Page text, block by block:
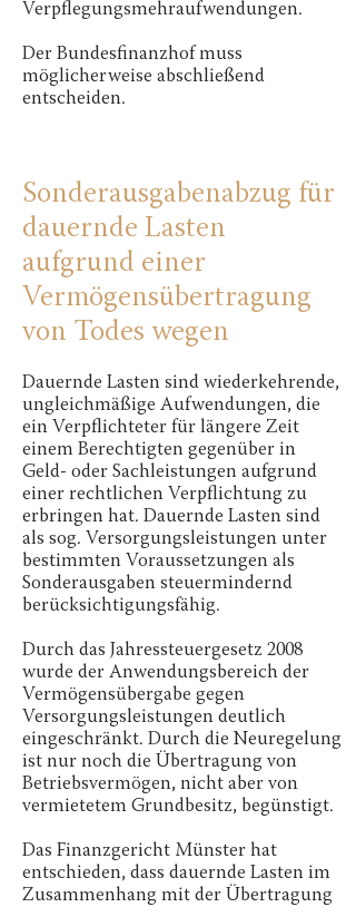
Verpflegungsmehraufwendungen.
Der Bundesfinanzhof muss
möglicherweise abschließend
entscheiden.
Sonderausgabenabzug für
dauernde Lasten
aufgrund einer
Vermögensübertragung
von Todes wegen
Dauernde Lasten sind wiederkehrende,
ungleichmäßige Aufwendungen, die
ein Verpflichteter für längere Zeit
einem Berechtigten gegenüber in
Geld- oder Sachleistungen aufgrund
einer rechtlichen Verpflichtung zu
erbringen hat. Dauernde Lasten sind
als sog. Versorgungsleistungen unter
bestimmten Voraussetzungen als
Sonderausgaben steuermindernd
berücksichtigungsfähig.
Durch das Jahressteuergesetz 2008
wurde der Anwendungsbereich der
Vermögensübergabe gegen
Versorgungsleistungen deutlich
eingeschränkt. Durch die Neuregelung
ist nur noch die Übertragung von
Betriebsvermögen, nicht aber von
vermietetem Grundbesitz, begünstigt.
Das Finanzgericht Münster hat
entschieden, dass dauernde Lasten im
Zusammenhang mit der Übertragung